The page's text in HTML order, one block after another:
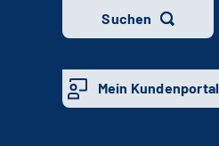
Suchen
Mein Kundenportal